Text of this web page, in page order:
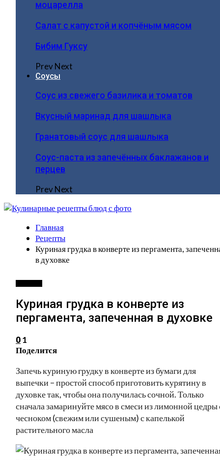
моцарелла
Салат с капустой и копчёным мясом
Бибим Гуксу
PrevNext
Соусы
Соус из свежего базилика и томатов
Вкусный маринад для шашлыка
Гранатовый соус для шашлыка
Соус-паста из запечённых баклажанов и
перцев
PrevNext
Главная
Рецепты
Куриная грудка в конверте из пергамента,
в духовке
Куриная грудка в конверте из
пергамента, запеченная в духовке
0 1
Поделится
Запечь куриную грудку в конверте из бумаги для
выпечки – простой способ приготовить курятину в
духовке так, чтобы она получилась сочной. Только
сначала замаринуйте мясо в смеси из лимонной цедры
чесноком (свежим или сушеным) с капелькой
растительного масла